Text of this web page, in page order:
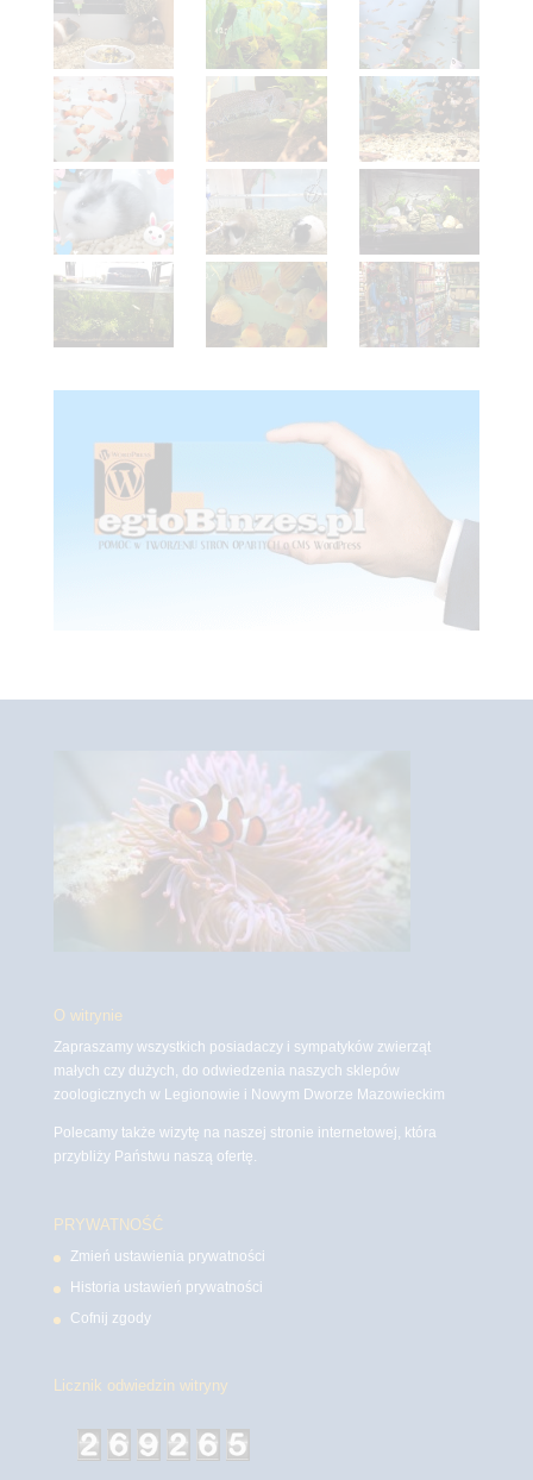
O witrynie
Zapraszamy wszystkich posiadaczy i sympatyków zwierząt
małych czy dużych, do odwiedzenia naszych sklepów
zoologicznych w Legionowie i Nowym Dworze Mazowieckim
Polecamy także wizytę na naszej stronie internetowej, która
przybliży Państwu naszą ofertę.
PRYWATNOŚĆ
Zmień ustawienia prywatności
Historia ustawień prywatności
Cofnij zgody
Licznik odwiedzin witryny